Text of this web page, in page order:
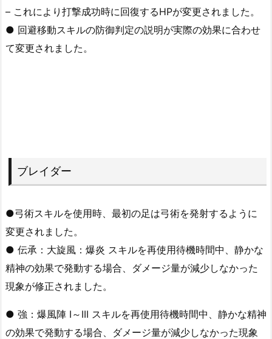
– これにより打撃成功時に回復するHPが変更されました。
● 回避移動スキルの防御判定の説明が実際の効果に合わせ
て変更されました。
ブレイダー
●弓術スキルを使用時、最初の足は弓術を発射するように
変更されました。
● 伝承：大旋風：爆炎 スキルを再使用待機時間中、静かな
精神の効果で発動する場合、ダメージ量が減少しなかった
現象が修正されました。
● 強：爆風陣 I～III スキルを再使用待機時間中、静かな精神
の効果で発動する場合、ダメージ量が減少しなかった現象